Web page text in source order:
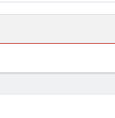
гриль,